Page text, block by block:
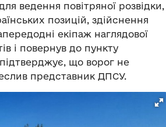
ведення повітряної розвідки,
позицій, здійснення
екіпаж наглядової
і повернув до пункту
що ворог не
представник ДПСУ.